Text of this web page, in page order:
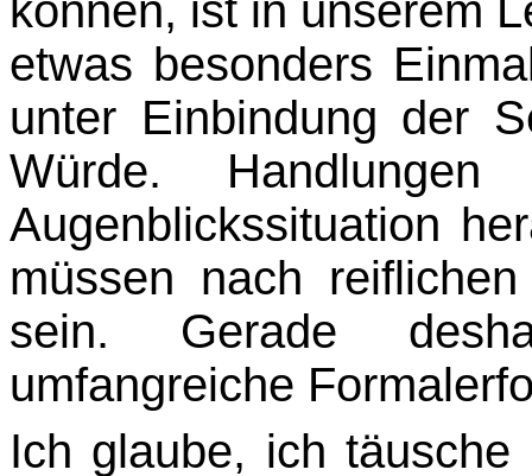
können, ist in unserem
etwas be­sonders
unter Einbindung der
Würde.
Augenblickssituation
müssen nach
sein. Ge­rade
umfangreiche
Ich glaube, ich